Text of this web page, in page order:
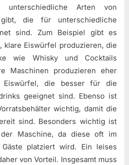
unterschiedliche Arten von
gibt, die für unterschiedliche
sind. Zum Beispiel gibt es
klare Eiswürfel produzieren, die
wie Whisky und Cocktails
Maschinen produzieren eher
Eiswürfel, die besser für die
geeignet sind. Ebenso ist
wichtig, damit die
sind. Besonders wichtig ist
Maschine, da diese oft im
platziert wird. Ein leises
von Vorteil. Insgesamt muss